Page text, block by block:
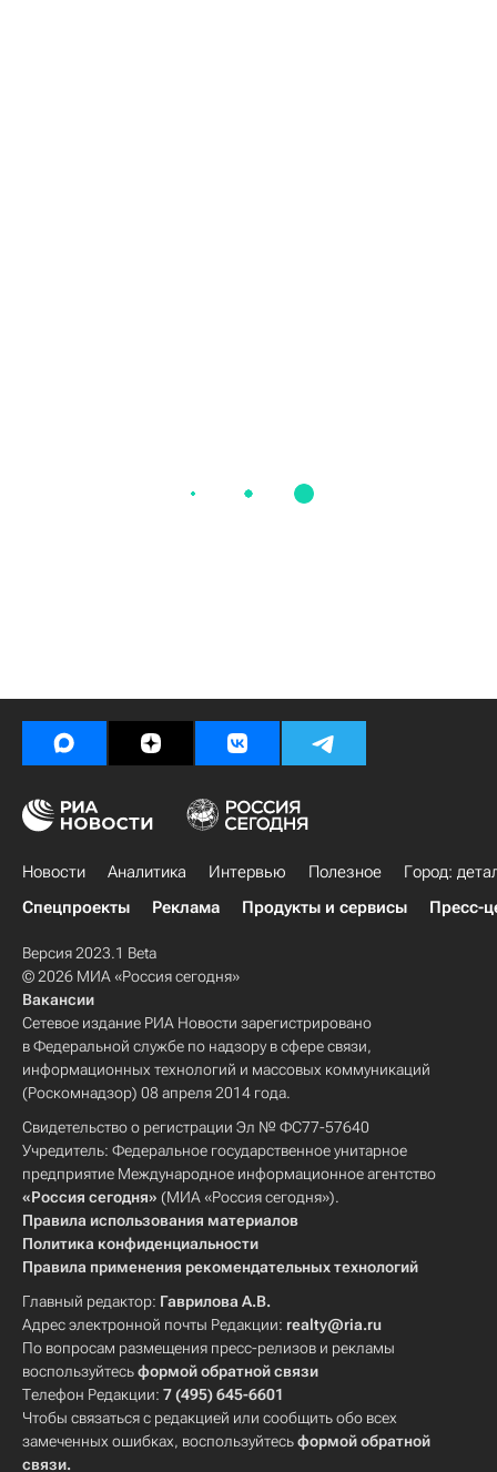
Новости Аналитика Интервью Полезное
Город:
Спецпроекты
Реклама Продукты и сервисы Пресс-
Версия 2023.1 Beta
© 2026 МИА «Россия сегодня»
Вакансии
Сетевое издание РИА Новости зарегистрировано
в Федеральной службе по надзору в сфере связи,
информационных технологий и массовых коммуникаций
(Роскомнадзор) 08 апреля 2014 года.
Свидетельство о регистрации Эл № ФС77-57640
Учредитель: Федеральное государственное унитарное
предприятие Международное информационное агентство
«Россия сегодня» (МИА «Россия сегодня»).
Правила использования материалов
Политика конфиденциальности
Правила применения рекомендательных технологий
Главный редактор: Гаврилова А.В.
Адрес электронной почты Редакции: realty@ria.ru
По вопросам размещения пресс-релизов и рекламы
воспользуйтесьформой обратной связи
Телефон Редакции: 7 (495) 645-6601
Чтобы связаться с редакцией или сообщить обо всех
замеченных ошибках, воспользуйтесьформой обратной
связи.